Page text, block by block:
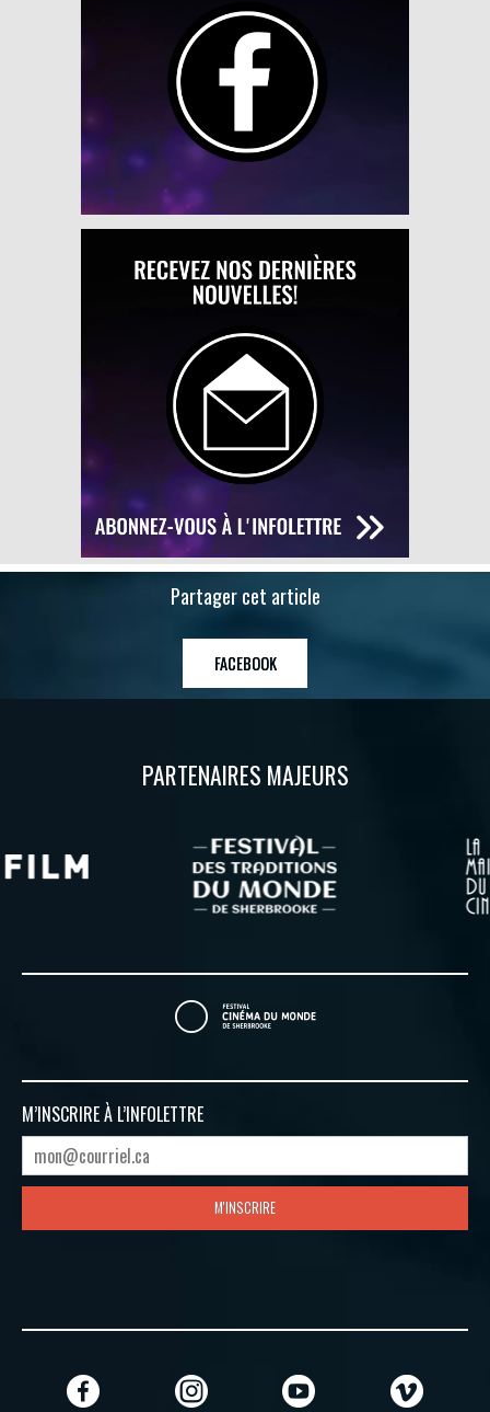
Partager cet article
FACEBOOK
PARTENAIRES MAJEURS
M’INSCRIRE À L’INFOLETTRE
M'INSCRIRE